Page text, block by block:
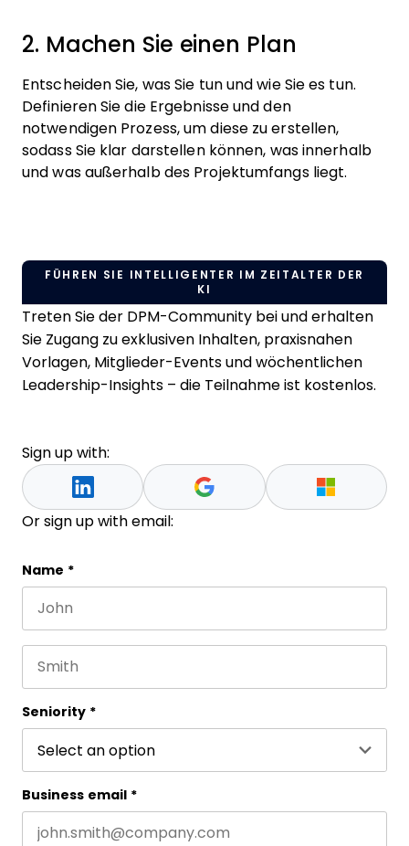
2. Machen Sie einen Plan
Entscheiden Sie, was Sie tun und wie Sie es tun.
Definieren Sie die Ergebnisse und den
notwendigen Prozess, um diese zu erstellen,
sodass Sie klar darstellen können, was innerhalb
und was außerhalb des Projektumfangs liegt.
FÜHREN SIE INTELLIGENTER IM ZEITALTER DER
KI
Treten Sie der DPM-Community bei und erhalten
Sie Zugang zu exklusiven Inhalten, praxisnahen
Vorlagen, Mitglieder-Events und wöchentlichen
Leadership-Insights – die Teilnahme ist kostenlos.
Sign up with:
Or sign up with email:
Email
This field is for validation purposes and should be
Name *
Seniority *
Business email *